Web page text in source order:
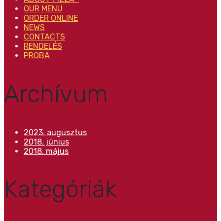
OUR MENU
ORDER ONLINE
NEWS
CONTACTS
RENDELÉS
PROBA
Archívum
2023. augusztus
2018. június
2018. május
Kategóriák